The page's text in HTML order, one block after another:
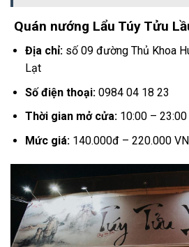
Quán nướng Lẩu Túy Tửu
Địa chỉ:số 09 đường Thủ Khoa
Lạt
Số điện thoại:0984 04 18 23
Thời gian mở cửa:10:00 – 23:00
Mức giá:140.000đ – 220.000